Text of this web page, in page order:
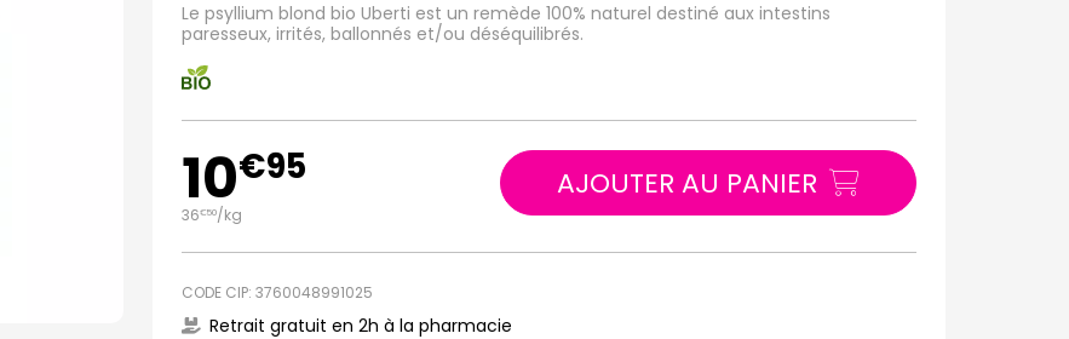
Le psyllium blond bio Uberti est un remède 100% naturel destiné aux intestins
paresseux, irrités, ballonnés et/ou déséquilibrés.
10€95
36€50/kg
AJOUTER AU PANIER
CODE CIP: 3760048991025
Retrait gratuit en 2h à la pharmacie